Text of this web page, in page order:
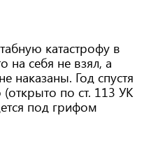
катастрофу в
на себя не взял, а
наказаны. Год спустя
по ст. 113 УК
под грифом